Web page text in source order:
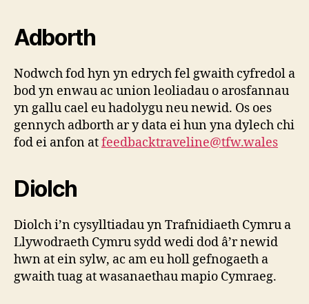
Adborth
Nodwch fod hyn yn edrych fel gwaith cyfredol a
bod yn enwau ac union leoliadau o arosfannau
yn gallu cael eu hadolygu neu newid. Os oes
gennych adborth ar y data ei hun yna dylech chi
fod ei anfon atfeedbacktraveline@tfw.wales
Diolch
Diolch i’n cysylltiadau yn Trafnidiaeth Cymru a
Llywodraeth Cymru sydd wedi dod â’r newid
hwn at ein sylw, ac am eu holl gefnogaeth a
gwaith tuag at wasanaethau mapio Cymraeg.